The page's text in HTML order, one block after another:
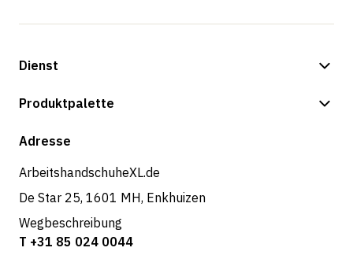
Dienst
Zahlungsmöglichkeiten
Rücksendungen und Service
Produktpalette
Shop
Adresse
ArbeitshandschuheXL.de
De Star 25, 1601 MH, Enkhuizen
Wegbeschreibung
T +31 85 024 0044